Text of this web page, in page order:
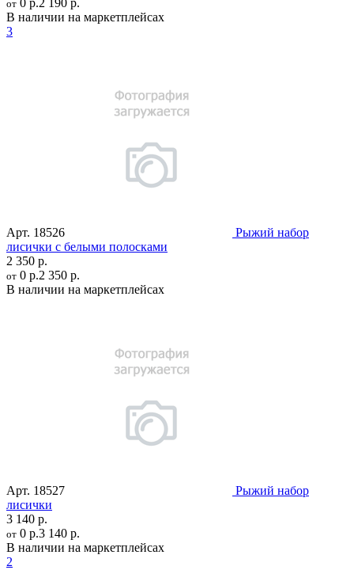
от 0 р.2 190 р.
В наличии на маркетплейсах
3
Арт. 18526
Рыжий набор
лисички с белыми полосками
2 350 р.
от 0 р.2 350 р.
В наличии на маркетплейсах
Арт. 18527
Рыжий набор
лисички
3 140 р.
от 0 р.3 140 р.
В наличии на маркетплейсах
2